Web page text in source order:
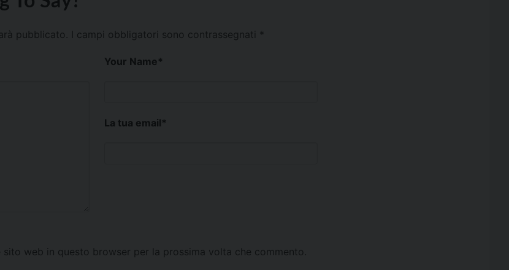
pubblicato. I campi obbligatori sono contrassegnati *
Your Name*
La tua email*
sito web in questo browser per la prossima volta che commento.